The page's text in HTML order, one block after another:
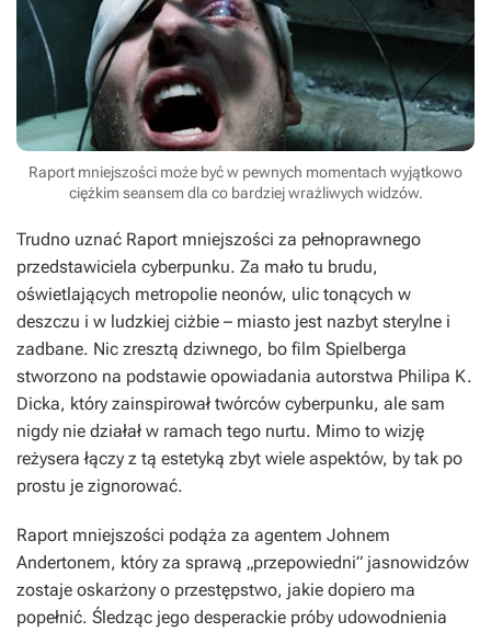
Raport mniejszości może być w pewnych momentach wyjątkowo
ciężkim seansem dla co bardziej wrażliwych widzów.
Trudno uznać Raport mniejszości za pełnoprawnego
przedstawiciela cyberpunku. Za mało tu brudu,
oświetlających metropolie neonów, ulic tonących w
deszczu i w ludzkiej ciżbie – miasto jest nazbyt sterylne i
zadbane. Nic zresztą dziwnego, bo film Spielberga
stworzono na podstawie opowiadania autorstwa Philipa K.
Dicka, który zainspirował twórców cyberpunku, ale sam
nigdy nie działał w ramach tego nurtu. Mimo to wizję
reżysera łączy z tą estetyką zbyt wiele aspektów, by tak po
prostu je zignorować.
Raport mniejszości podąża za agentem Johnem
Andertonem, który za sprawą „przepowiedni” jasnowidzów
zostaje oskarżony o przestępstwo, jakie dopiero ma
popełnić. Śledząc jego desperackie próby udowodnienia